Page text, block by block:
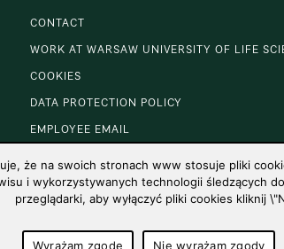
CONTACT
WORK AT WARSAW UNIVERSITY OF LIFE
COOKIES
DATA PROTECTION POLICY
EMPLOYEE EMAIL
że na swoich stronach www stosuje pliki
i wykorzystywanych technologii śledzących
przeglądarki, aby wyłączyć pliki cookies kliknij
Wyrażam zgodę Nie wyrażam zgody